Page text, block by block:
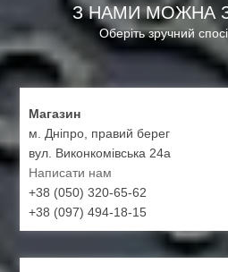
З НАМИ МОЖНА
Оберіть зручний
Магазин
м. Дніпро, правий берег
вул. Виконкомівська 24а
Написати нам
+38 (050) 320-65-62
+38 (097) 494-18-15